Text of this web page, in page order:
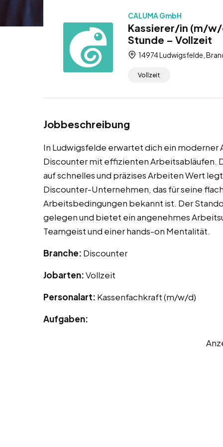
CALUMA GmbH
Kassierer/in (m/
Stunde – Vollzeit
14974 Ludwigsfelde,
Vollzeit
Jobbeschreibung
In Ludwigsfelde erwartet dich ein
Discounter mit effizienten Arbeitsabläufen.
auf schnelles und präzises Arbeiten Wert
Discounter-Unternehmen, das für seine
Arbeitsbedingungen bekannt ist. Der
gelegen und bietet ein angenehmes
Teamgeist und einer hands-on Mentalität.
Branche: Discounter
Jobarten:Vollzeit
Personalart: Kassenfachkraft (m/w/d)
Aufgaben: